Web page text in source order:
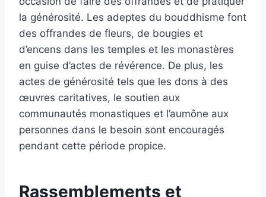
la générosité. Les adeptes du bouddhisme font
des offrandes de fleurs, de bougies et
d’encens dans les temples et les monastères
en guise d’actes de révérence. De plus, les
actes de générosité tels que les dons à des
œuvres caritatives, le soutien aux
communautés monastiques et l’aumône aux
personnes dans le besoin sont encouragés
pendant cette période propice.
Rassemblements et